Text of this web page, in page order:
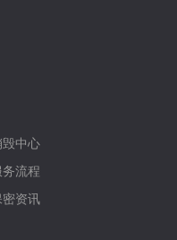
毁中心
务流程
密资讯